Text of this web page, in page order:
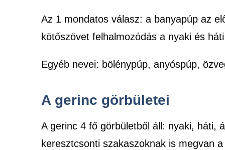
Az 1 mondatos válasz: a banyapúp az
kötőszövet felhalmozódás a nyaki és
Egyéb nevei: bölénypúp, anyóspúp,
A gerinc görbületei
A gerinc 4 fő görbületből áll: nyaki, háti,
keresztcsonti szakaszoknak is megvan